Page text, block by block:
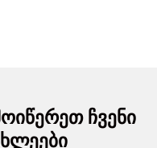
ჩვენი